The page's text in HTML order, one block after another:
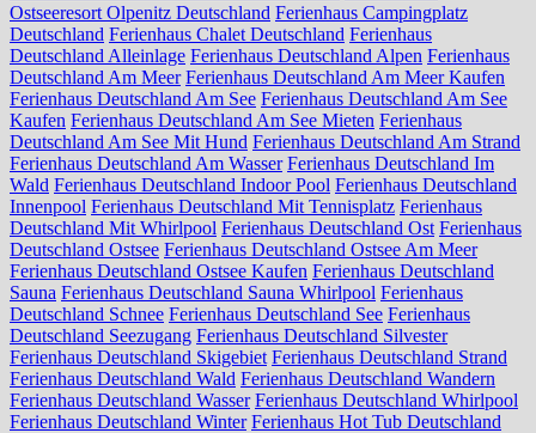
Ostseeresort Olpenitz Deutschland Ferienhaus Campingplatz
Deutschland Ferienhaus Chalet Deutschland Ferienhaus
Deutschland Alleinlage Ferienhaus Deutschland Alpen Ferienhaus
Deutschland Am Meer Ferienhaus Deutschland Am Meer Kaufen
Ferienhaus Deutschland Am See Ferienhaus Deutschland Am See
Kaufen Ferienhaus Deutschland Am See Mieten Ferienhaus
Deutschland Am See Mit Hund Ferienhaus Deutschland Am Strand
Ferienhaus Deutschland Am Wasser Ferienhaus Deutschland Im
Wald Ferienhaus Deutschland Indoor Pool Ferienhaus Deutschland
Innenpool Ferienhaus Deutschland Mit Tennisplatz Ferienhaus
Deutschland Mit Whirlpool Ferienhaus Deutschland Ost Ferienhaus
Deutschland Ostsee Ferienhaus Deutschland Ostsee Am Meer
Ferienhaus Deutschland Ostsee Kaufen Ferienhaus Deutschland
Sauna Ferienhaus Deutschland Sauna Whirlpool Ferienhaus
Deutschland Schnee Ferienhaus Deutschland See Ferienhaus
Deutschland Seezugang Ferienhaus Deutschland Silvester
Ferienhaus Deutschland Skigebiet Ferienhaus Deutschland Strand
Ferienhaus Deutschland Wald Ferienhaus Deutschland Wandern
Ferienhaus Deutschland Wasser Ferienhaus Deutschland Whirlpool
Ferienhaus Deutschland Winter Ferienhaus Hot Tub Deutschland